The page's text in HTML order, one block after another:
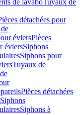
de lavaboTuyaux de
détachées pour
éviersPièces
éviersSiphons
Siphons pour
Tuyaux de
Pièces détachées
Siphons
Siphons à